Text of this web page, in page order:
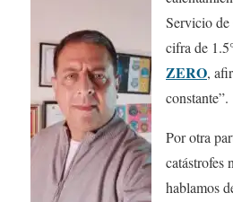
Servicio
cifra de
ZERO,
constante”.
Por otra
catástrofes
hablamos